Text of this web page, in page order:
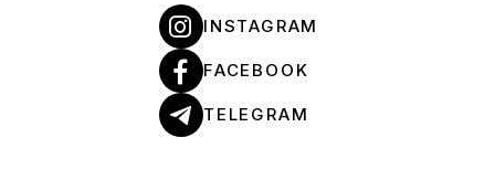
INSTAGRAM
FACEBOOK
TELEGRAM